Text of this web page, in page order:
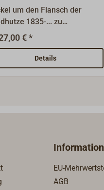
um den Flansch der
1835-... zu
mit
oder verchromter
€ *
Details
EU-
AGB